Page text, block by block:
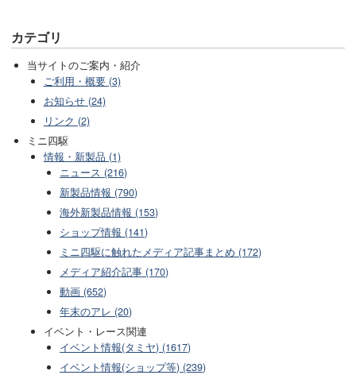
カテゴリ
当サイトのご案内・紹介
ご利用・概要 (3)
お知らせ (24)
リンク (2)
ミニ四駆
情報・新製品 (1)
ニュース (216)
新製品情報 (790)
海外新製品情報 (153)
ショップ情報 (141)
ミニ四駆に触れたメディア記事まとめ (172)
メディア紹介記事 (170)
動画 (652)
年末のアレ (20)
イベント・レース関連
イベント情報(タミヤ) (1617)
イベント情報(ショップ等) (239)